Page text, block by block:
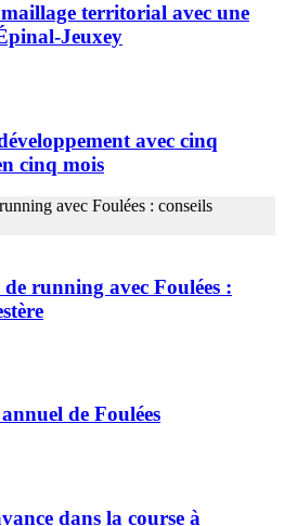
territorial avec une
Jeuxey
avec cinq
cinq mois
running avec Foulées :
de Foulées
dans la course à